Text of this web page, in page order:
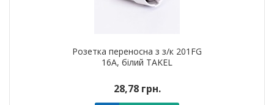
Розетка переносна з з/к 201FG
16A, білий TAKEL
28,78 грн.